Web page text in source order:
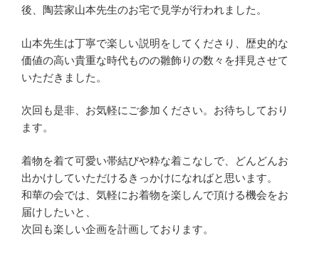
後、陶芸家山本先生のお宅で見学が行われました。
山本先生は丁寧で楽しい説明をしてくださり、歴史的な
価値の高い貴重な時代ものの雛飾りの数々を拝見させて
いただきました。
次回も是非、お気軽にご参加ください。お待ちしており
ます。
着物を着て可愛い帯結びや粋な着こなしで、どんどんお
出かけしていただけるきっかけになればと思います。
和華の会では、気軽にお着物を楽しんで頂ける機会をお
届けしたいと、
次回も楽しい企画を計画しております。